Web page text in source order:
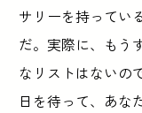
サリーを持ってい
だ。実際に、もう
なリストはないの
日を待って、あな